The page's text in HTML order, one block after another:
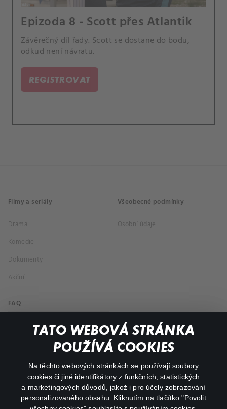
TATO WEBOVÁ STRÁNKA
POUŽÍVÁ COOKIES
Na těchto webových stránkách se používají soubory
cookies či jiné identifikátory z funkčních, statistických
a marketingových důvodů, jakož i pro účely zobrazování
personalizovaného obsahu. Kliknutím na tlačítko "Povolit
Epizoda 8 - Scott přes Atlantik
Závěrečný díl řady. Scott se dostane do bodu,
odkud není návratu.
REGISTROVAT
Filmy a seriály
Drama
Komedie
Dokumenty
Akční
Všeobecné podmínky
Osobní údaje
FAQ
Můj účet
Důležité odkazy
facebookinstagram